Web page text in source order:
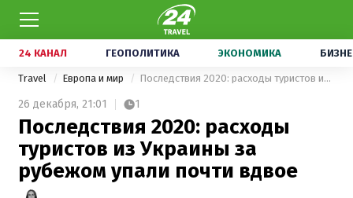
24 КАНАЛ ГЕОПОЛИТИКА ЭКОНОМИКА
Travel Европа и мир Последствия 2020: расходы туристов из Украины за рубежом упали почти вдвое
26 декабря, 21:01 1
Последствия 2020: расходы
туристов из Украины за
рубежом упали почти вдвое